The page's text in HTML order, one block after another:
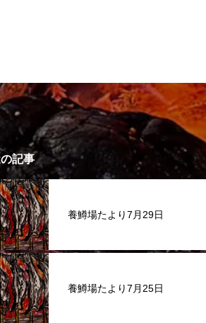
記事
養鱒場たより7月29日
養鱒場たより7月25日